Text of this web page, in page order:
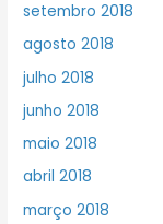
setembro 2018
agosto 2018
julho 2018
junho 2018
maio 2018
abril 2018
março 2018